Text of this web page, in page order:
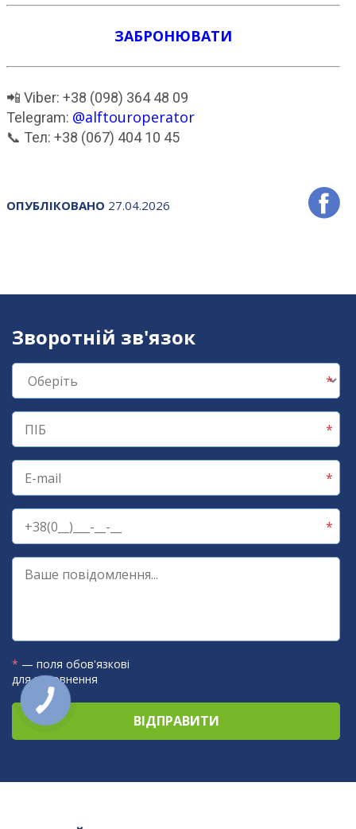
ЗАБРОНЮВАТИ
📲 Viber: +38 (098) 364 48 09
Telegram: @alftouroperator
📞 Тел: +38 (067) 404 10 45
ОПУБЛІКОВАНО 27.04.2026
Зворотній зв'язок
* — поля обов'язкові
для заповнення